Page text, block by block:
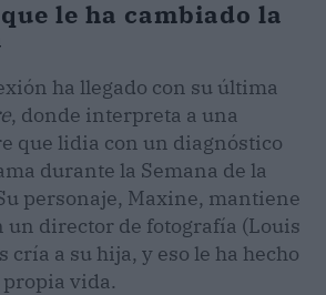
le ha cambiado la
ha llegado con su última
, donde interpreta a una
que lidia con un diagnóstico
durante la Semana de la
personaje, Maxine, mantiene
un director de fotografía (Louis
cría a su hija, y eso le ha hecho
vida.